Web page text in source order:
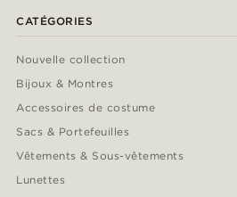
CATÉGORIES
Nouvelle collection
Bijoux & Montres
Accessoires de costume
Sacs & Portefeuilles
Vêtements & Sous-vêtements
Lunettes